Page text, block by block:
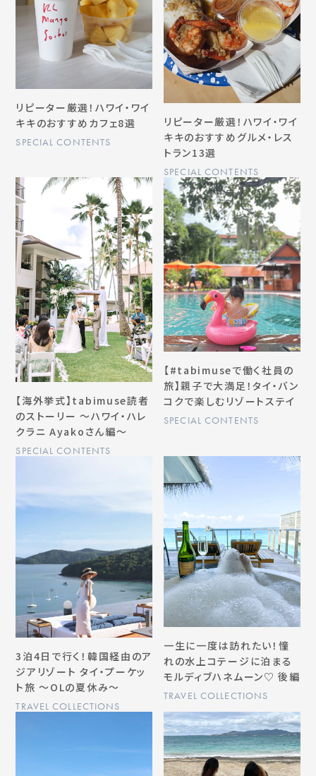
リピーター厳選！ハワイ・ワイ
キキのおすすめカフェ8選
SPECIAL CONTENTS
リピーター厳選！ハワイ・ワイ
キキのおすすめグルメ・レス
トラン13選
SPECIAL CONTENTS
【海外挙式】tabimuse読者
のストーリー 〜ハワイ・ハレ
クラニ Ayakoさん編〜
SPECIAL CONTENTS
【#tabimuseで働く社員の
旅】親子で大満足！タイ・バン
コクで楽しむリゾートステイ
SPECIAL CONTENTS
3泊4日で行く！韓国経由のア
ジアリゾート タイ・プーケッ
ト旅 〜OLの夏休み〜
TRAVEL COLLECTIONS
一生に一度は訪れたい！憧
れの水上コテージに泊まる
モルディブハネムーン♡ 後編
TRAVEL COLLECTIONS